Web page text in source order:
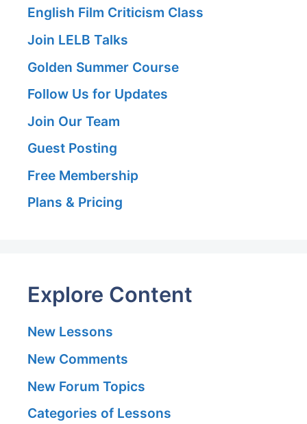
English Film Criticism Class
Join LELB Talks
Golden Summer Course
Follow Us for Updates
Join Our Team
Guest Posting
Free Membership
Plans & Pricing
Explore Content
New Lessons
New Comments
New Forum Topics
Categories of Lessons